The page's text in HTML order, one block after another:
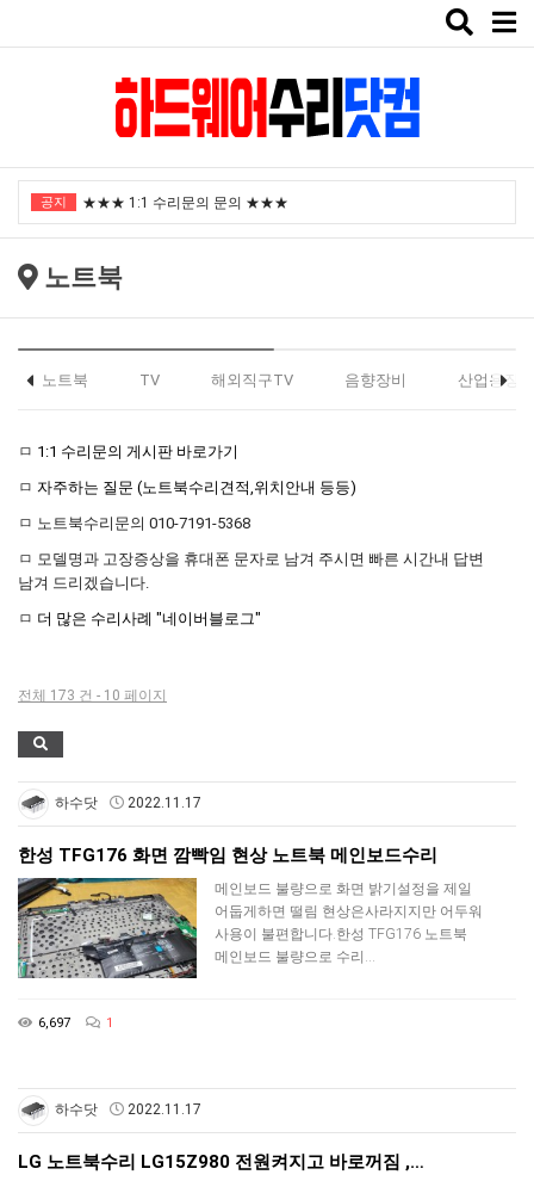
Toggle
공지 ★★★ 1:1 수리문의 문의 ★★★
2024년 한가위 휴일 안내
"노트북부서" 1월 임시휴가 안내
2025년 8월 휴가안내입니다.
2024년 한가위 휴일 안내
노트북
노트북 TV 해외직구TV 음향장비 산업용장비
ㅁ 1:1 수리문의 게시판 바로가기
ㅁ 자주하는 질문 (노트북수리견적,위치안내 등등)
ㅁ 노트북수리문의 010-7191-5368
ㅁ 모델명과 고장증상을 휴대폰 문자로 남겨 주시면 빠른 시간내 답변
남겨 드리겠습니다.
ㅁ 더 많은 수리사례 "네이버블로그"
전체 173 건 - 10 페이지
하수닷 2022.11.17
한성 TFG176 화면 깜빡임 현상 노트북 메인보드수리
메인보드 불량으로 화면 밝기설정을 제일
어둡게하면 떨림 현상은사라지지만 어두워
사용이 불편합니다.한성 TFG176 노트북
메인보드 불량으로 수리…
6,697 1
하수닷 2022.11.17
LG 노트북수리 LG15Z980 전원켜지고 바로꺼짐 ,…